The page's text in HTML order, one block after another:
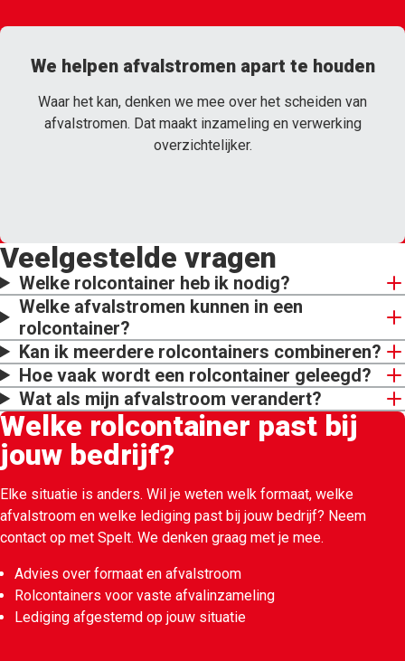
We helpen afvalstromen apart te houden
Waar het kan, denken we mee over het scheiden van
afvalstromen. Dat maakt inzameling en verwerking
overzichtelijker.
Veelgestelde vragen
Welke rolcontainer heb ik nodig?
Welke afvalstromen kunnen in een
rolcontainer?
Kan ik meerdere rolcontainers combineren?
Hoe vaak wordt een rolcontainer geleegd?
Wat als mijn afvalstroom verandert?
Welke rolcontainer past bij
jouw bedrijf?
Elke situatie is anders. Wil je weten welk formaat, welke
afvalstroom en welke lediging past bij jouw bedrijf? Neem
contact op met Spelt. We denken graag met je mee.
Advies over formaat en afvalstroom
Rolcontainers voor vaste afvalinzameling
Lediging afgestemd op jouw situatie